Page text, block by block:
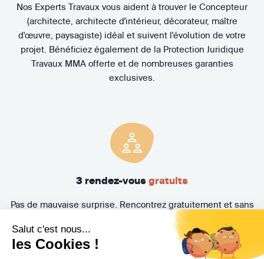
Salut c'est nous...
les Cookies !
Nos Experts Travaux vous aident à trouver le Concepteur
(architecte, architecte d'intérieur, décorateur, maître
d'œuvre, paysagiste) idéal et suivent l'évolution de votre
projet. Bénéficiez également de la Protection Juridique
Travaux MMA offerte et de nombreuses garanties
exclusives.
3 rendez-vous gratuits
Pas de mauvaise surprise. Rencontrez gratuitement et sans
engagement trois Concepteurs et recevez en quelques
jours leur proposition d'accompagnement.